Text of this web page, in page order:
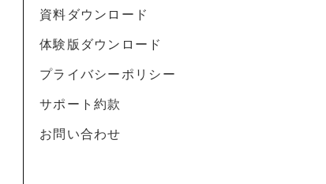
資料ダウンロード
体験版ダウンロード
プライバシーポリシー
サポート約款
お問い合わせ